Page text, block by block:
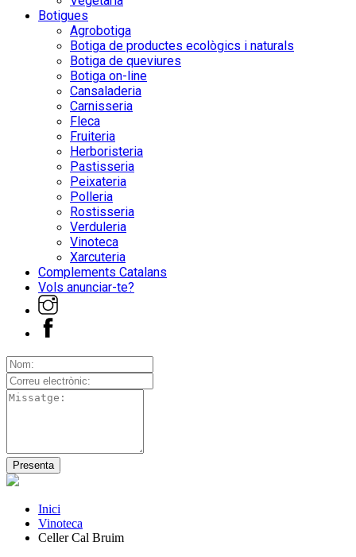
Botigues
Agrobotiga
Botiga de productes ecològics i naturals
Botiga de queviures
Botiga on-line
Cansaladeria
Carnisseria
Fleca
Fruiteria
Herboristeria
Pastisseria
Peixateria
Polleria
Rostisseria
Verduleria
Vinoteca
Xarcuteria
Complements Catalans
Vols anunciar-te?
Inici
Vinoteca
Celler Cal Bruim